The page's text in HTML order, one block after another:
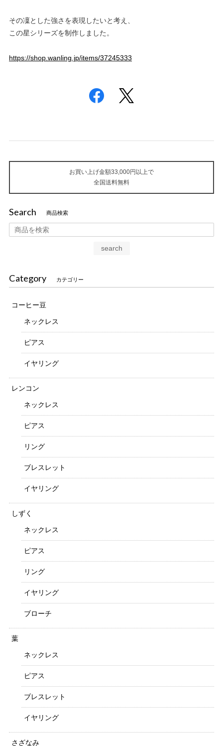
その凜とした強さを表現したいと考え、
この星シリーズを制作しました。
https://shop.wanling.jp/items/37245333
お買い上げ金額33,000円以上で
全国送料無料
Search 商品検索
search
Category カテゴリー
コーヒー豆
ネックレス
ピアス
イヤリング
レンコン
ネックレス
ピアス
リング
ブレスレット
イヤリング
しずく
ネックレス
ピアス
リング
イヤリング
ブローチ
葉
ネックレス
ピアス
ブレスレット
イヤリング
さざなみ